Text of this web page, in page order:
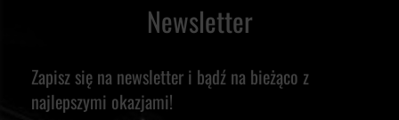
Newsletter
Zapisz się na newsletter i bądź na bieżąco z
najlepszymi okazjami!